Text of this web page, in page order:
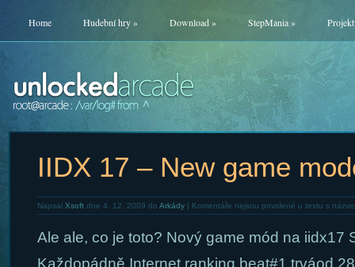
Home Hudební hry» Download» StepMania»
IIDX 17 – New game
Napsal Xsoftdne 4. 12. 2009 do Arkády| Komentáře nejsou povolené u textu s
Ale ale, co je toto? Nový game mód na iidx17
Každopádně Internet ranking beat#1 trváod